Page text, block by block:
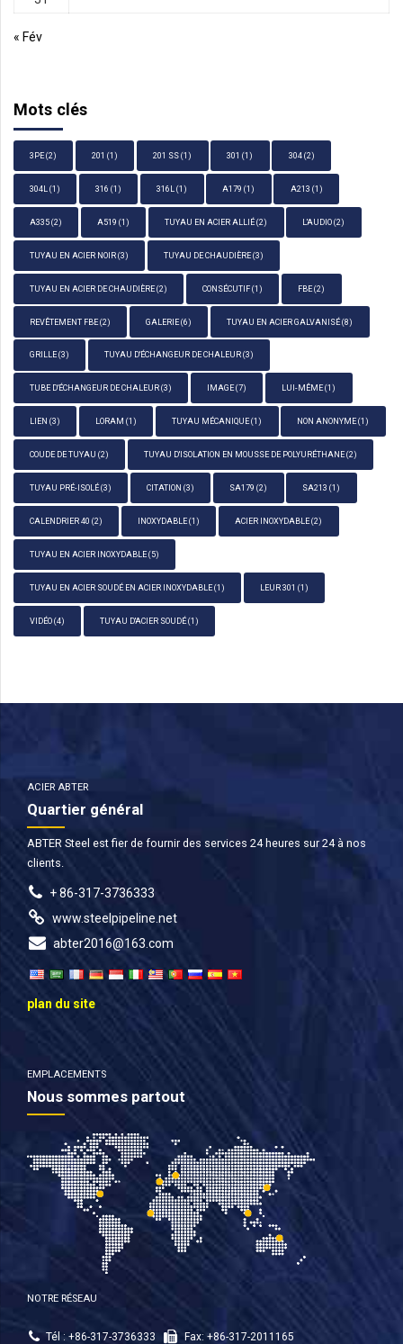
« Fév
Mots clés
3PE(2) 201 (1) 201 SS (1) 301 (1) 304(2)
304L (1) 316 (1) 316L (1) A179 (1) A213 (1)
A335 (2) A519 (1) TUYAU EN ACIER ALLIÉ (2) L'AUDIO (2)
TUYAU EN ACIER NOIR (3) TUYAU DE CHAUDIÈRE (3)
TUYAU EN ACIER DE CHAUDIÈRE (2) CONSÉCUTIF (1) FBE (2)
REVÊTEMENT FBE (2) GALERIE (6) TUYAU EN ACIER GALVANISÉ (8)
GRILLE(3) TUYAU D'ÉCHANGEUR DE CHALEUR (3)
TUBE D'ÉCHANGEUR DE CHALEUR (3) IMAGE(7) LUI-MÊME(1)
LIEN (3) LORAM (1) TUYAU MÉCANIQUE(1) NON ANONYME(1)
COUDE DE TUYAU (2) TUYAU D'ISOLATION EN MOUSSE DE POLYURÉTHANE(2)
TUYAU PRÉ-ISOLÉ(3) CITATION (3) SA179 (2) SA213 (1)
CALENDRIER 40 (2) INOXYDABLE (1) ACIER INOXYDABLE (2)
TUYAU EN ACIER INOXYDABLE (5)
TUYAU EN ACIER SOUDÉ EN ACIER INOXYDABLE (1) LEUR 301 (1)
VIDÉO (4) TUYAU D'ACIER SOUDÉ (1)
ACIER ABTER
Quartier général
ABTER Steel est fier de fournir des services 24 heures sur 24 à nos
clients.
+ 86-317-3736333
www.steelpipeline.net
abter2016@163.com
plan du site
EMPLACEMENTS
Nous sommes partout
NOTRE RÉSEAU
Tél : +86-317-3736333
Fax: +86-317-2011165